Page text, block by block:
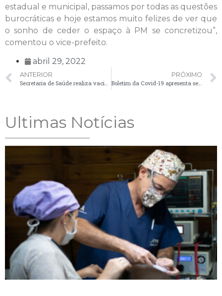
estadual e municipal, passamos por todas as questões
burocráticas e hoje estamos muito felizes de ver que
o sonho de ceder o espaço à PM se concretizou”,
comentou o vice-prefeito.
abril 29, 2022
ANTERIOR
Secretaria de Saúde realiza vacinação de campanhas contra a Influenza e o Sarampo
PRÓXIMO
Boletim da Covid-19 apresenta sete novos casos nesta segunda-feira (02)
Ultimas Notícias